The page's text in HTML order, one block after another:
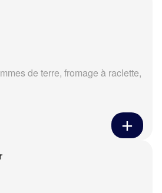
de terre, fromage à raclette,